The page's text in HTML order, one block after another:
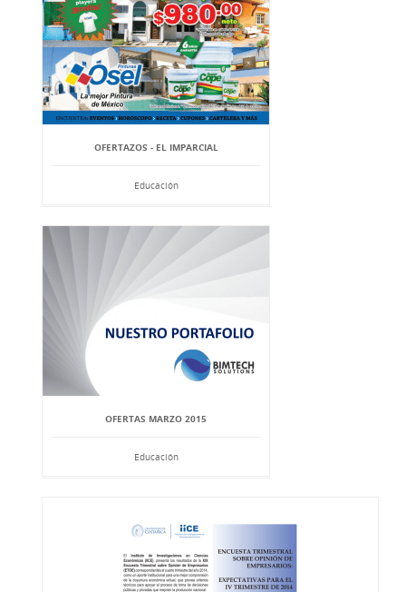
OFERTAZOS - EL IMPARCIAL
Educación
OFERTAS MARZO 2015
Educación